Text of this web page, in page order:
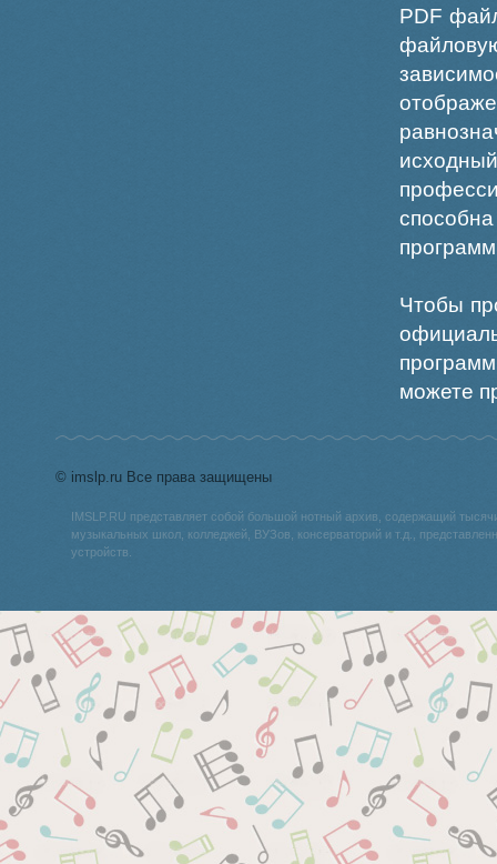
PDF
Чтобы
можете
© imslp.ru Все права защищены
IMSLP.RU представляет собой большой нотный архив, содержащий
музыкальных школ, колледжей, ВУЗов, консерваторий и т.д.,
устройств.